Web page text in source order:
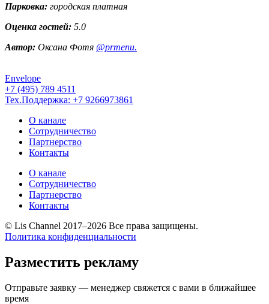
Парковка: городская платная
Оценка гостей: 5.0
Автор: Оксана Фотя @prmenu.
Envelope
+7 (495) 789 4511
Тех.Поддержка: +7 9266973861
О канале
Сотрудничество
Партнерство
Контакты
О канале
Сотрудничество
Партнерство
Контакты
© Lis Channel 2017–2026 Все права защищены.
Политика конфиденциальности
вверх
Разместить рекламу
Отправьте заявку — менеджер свяжется с вами в ближайшее
время